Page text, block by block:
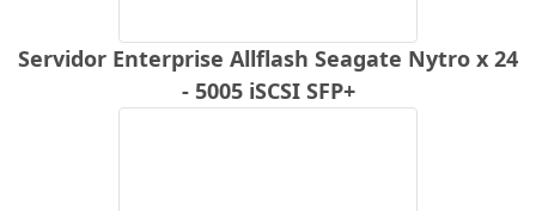
Servidor Enterprise Allflash Seagate Nytro x 24
- 5005 iSCSI SFP+